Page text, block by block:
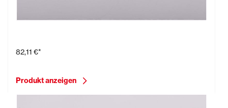
Rakel mit Höhenverstellung, 56 cm breit inkl. Blatt
82,11 €*
Produkt anzeigen